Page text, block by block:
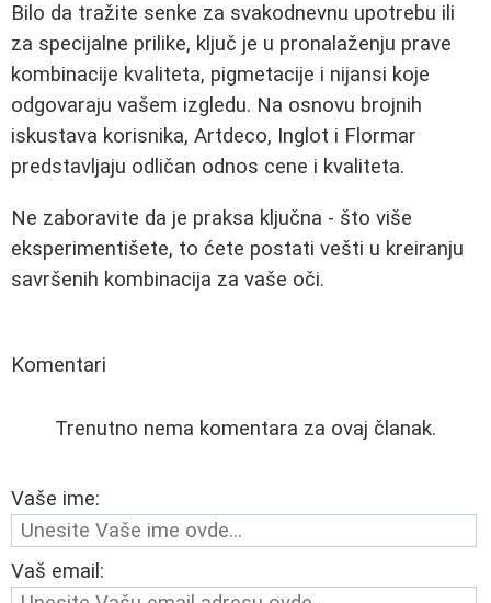
Bilo da tražite senke za svakodnevnu upotrebu ili
za specijalne prilike, ključ je u pronalaženju prave
kombinacije kvaliteta, pigmetacije i nijansi koje
odgovaraju vašem izgledu. Na osnovu brojnih
iskustava korisnika, Artdeco, Inglot i Flormar
predstavljaju odličan odnos cene i kvaliteta.
Ne zaboravite da je praksa ključna - što više
eksperimentišete, to ćete postati vešti u kreiranju
savršenih kombinacija za vaše oči.
Komentari
Trenutno nema komentara za ovaj članak.
Vaše ime:
Vaš email: